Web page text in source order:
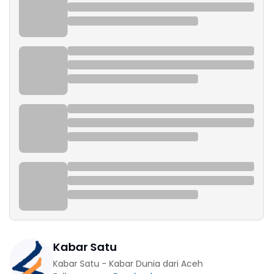
Kabar Satu
Kabar Satu - Kabar Dunia dari Aceh